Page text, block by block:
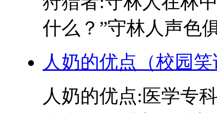
什么？”守林人声色
人奶的优点（校园
人奶的优点:医学专